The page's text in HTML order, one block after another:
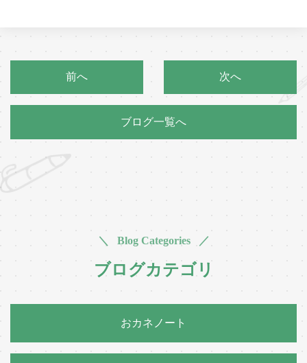
前へ 次へ
ブログ一覧へ
＼ Blog Categories ／
ブログカテゴリ
おカネノート